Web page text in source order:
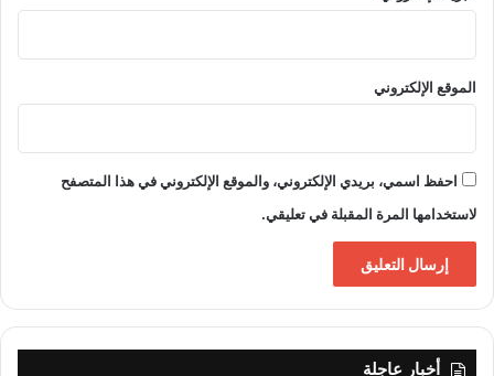
الموقع الإلكتروني
احفظ اسمي، بريدي الإلكتروني، والموقع الإلكتروني في هذا المتصفح
لاستخدامها المرة المقبلة في تعليقي.
أخبار عاجلة